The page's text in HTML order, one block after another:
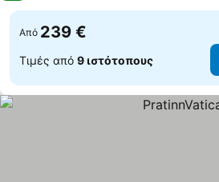
Από 239 €
Τιμές από 9 ιστότοπους